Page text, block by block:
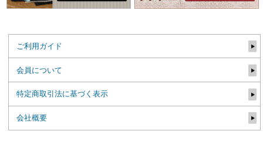
ご利用ガイド
会員について
特定商取引法に基づく表示
会社概要